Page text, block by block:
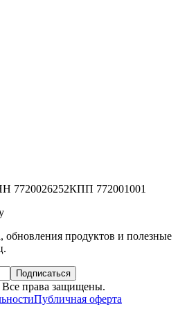
7720026252КПП 772001001
обновления продуктов и полезные
Подписаться
Все права защищены.
Публичная оферта